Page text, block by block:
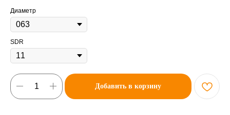
Диаметр
SDR
Добавить в корзину